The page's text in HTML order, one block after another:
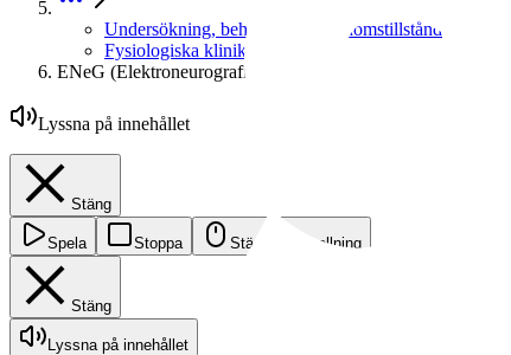
Undersökning, behandling, sjukdomstillstånd
Fysiologiska kliniken
ENeG (Elektroneurografi)
Lyssna på innehållet
Stäng
Spela Stoppa Stäng av skrollning
Stäng
Lyssna på innehållet